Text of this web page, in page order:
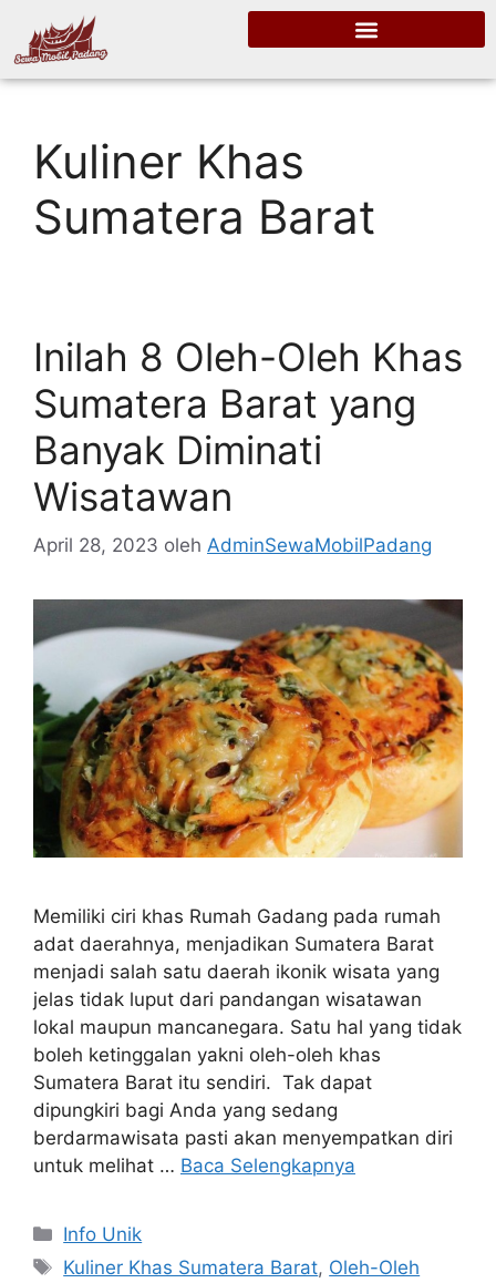
Kuliner Khas
Sumatera Barat
Inilah 8 Oleh-Oleh Khas
Sumatera Barat yang
Banyak Diminati
Wisatawan
April 28, 2023 oleh AdminSewaMobilPadang
Memiliki ciri khas Rumah Gadang pada rumah
adat daerahnya, menjadikan Sumatera Barat
menjadi salah satu daerah ikonik wisata yang
jelas tidak luput dari pandangan wisatawan
lokal maupun mancanegara. Satu hal yang tidak
boleh ketinggalan yakni oleh-oleh khas
Sumatera Barat itu sendiri. Tak dapat
dipungkiri bagi Anda yang sedang
berdarmawisata pasti akan menyempatkan diri
untuk melihat … Baca Selengkapnya
Info Unik
Kuliner Khas Sumatera Barat, Oleh-Oleh